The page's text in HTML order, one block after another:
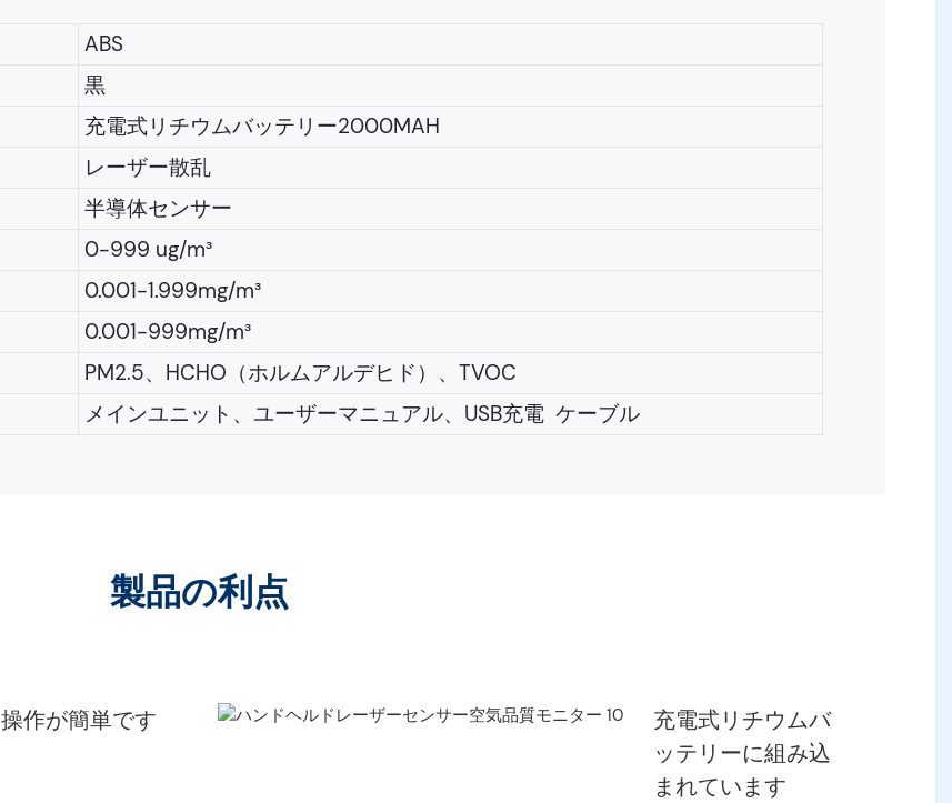
ABS
黒
充電式リチウムバッテリー2000MAH
レーザー散乱
半導体センサー
0-999 ug/m³
0.001-1.999mg/m³
0.001-999mg/m³
PM2.5、HCHO（ホルムアルデヒド）、TVOC
メインユニット、ユーザーマニュアル、USB充電 ケーブル
製品の利点
操作が簡単です
充電式リチウムバ
ッテリーに組み込
まれています